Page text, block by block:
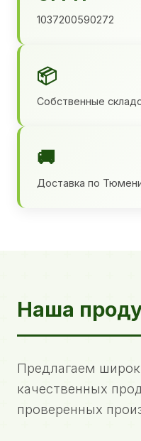
1037200590272
📦
Собственные
🚚
Доставка по
Наша
Предлагаем
качественных
проверенных